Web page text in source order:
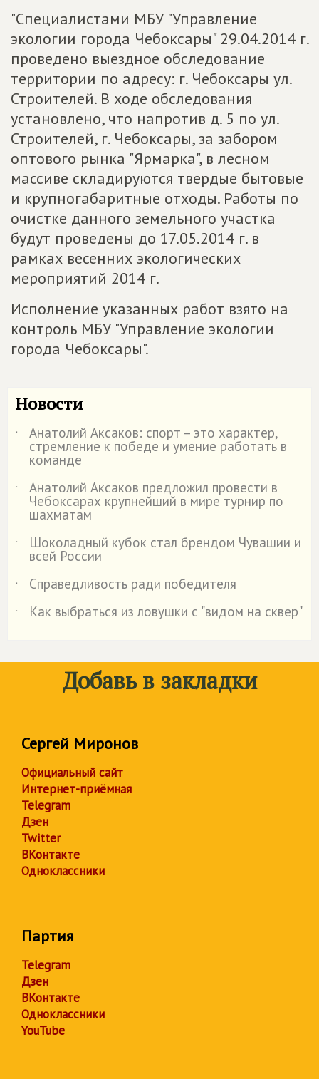
"Специалистами МБУ "Управление
экологии города Чебоксары" 29.04.2014 г.
проведено выездное обследование
территории по адресу: г. Чебоксары ул.
Строителей. В ходе обследования
установлено, что напротив д. 5 по ул.
Строителей, г. Чебоксары, за забором
оптового рынка "Ярмарка", в лесном
массиве складируются твердые бытовые
и крупногабаритные отходы. Работы по
очистке данного земельного участка
будут проведены до 17.05.2014 г. в
рамках весенних экологических
мероприятий 2014 г.
Исполнение указанных работ взято на
контроль МБУ "Управление экологии
города Чебоксары".
Новости
˙ Анатолий Аксаков: спорт – это характер,
стремление к победе и умение работать в
команде
˙
Анатолий Аксаков предложил провести в
Чебоксарах крупнейший в мире турнир по
шахматам
˙
Шоколадный кубок стал брендом Чувашии и
всей России
˙
Справедливость ради победителя
˙
Как выбраться из ловушки с "видом на сквер"
Добавь в закладки
Сергей Миронов
Официальный сайт
Интернет-приёмная
Telegram
Дзен
Twitter
ВКонтакте
Одноклассники
Партия
Telegram
Дзен
ВКонтакте
Одноклассники
YouTube